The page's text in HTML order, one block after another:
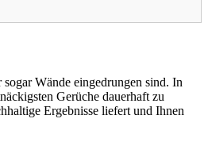
Wände eingedrungen sind. In
Gerüche dauerhaft zu
Ergebnisse liefert und Ihnen